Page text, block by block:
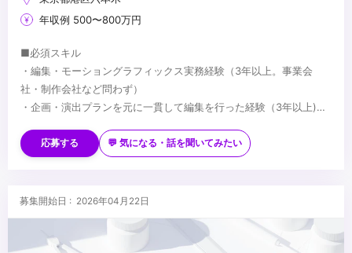
年収例 500〜800万円
■必須スキル
・編集・モーショングラフィックス実務経験（3年以上。事業会
社・制作会社など問わず）
・企画・演出プランを元に一貫して編集を行った経験（3年以上)
ラフィックス制作)
・Adobe Ps、Aiでの業務経験（3年以上。グラフィックデザイン制
・映像の演出設計およびコンテ/絵コンテの作成経験
・企画意図をもとに構成・演出プランを設計し、関係者と共有した
の制作完結力を求めています
応募する 💬 気になる・話を聞いてみたい
募集開始日 : 2026年04月22日